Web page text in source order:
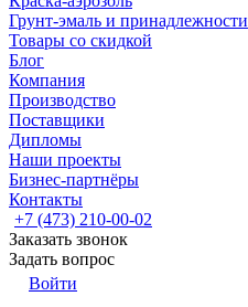
Грунт-эмаль и принадлежности
Товары со скидкой
Блог
Компания
Производство
Поставщики
Дипломы
Наши проекты
Бизнес-партнёры
Контакты
+7 (473) 210-00-02
Заказать звонок
Задать вопрос
Войти